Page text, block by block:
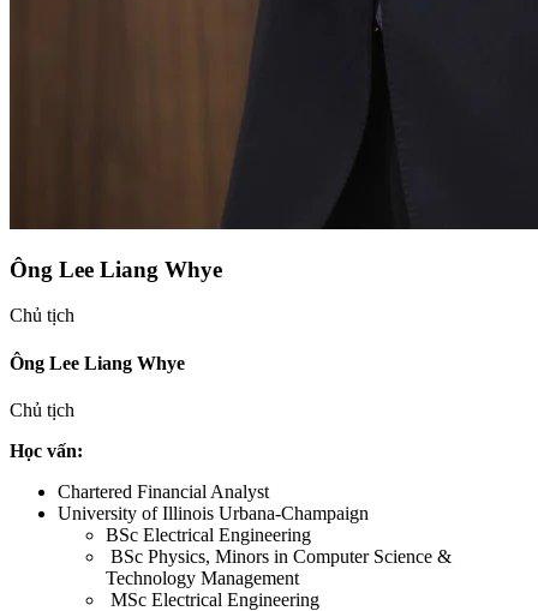
Ông Lee Liang Whye
Chủ tịch
Ông Lee Liang Whye
Chủ tịch
Học vấn:
Chartered Financial Analyst
University of Illinois Urbana-Champaign
BSc Electrical Engineering
BSc Physics, Minors in Computer Science &
Technology Management
MSc Electrical Engineering